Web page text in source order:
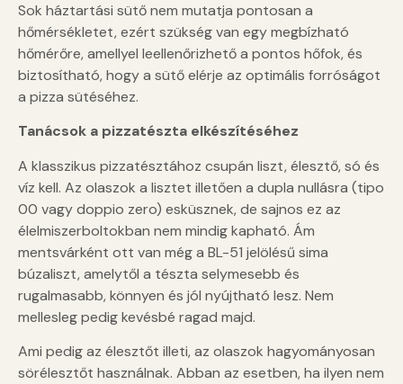
Sok háztartási sütő nem mutatja pontosan a
hőmérsékletet, ezért szükség van egy megbízható
hőmérőre, amellyel leellenőrizhető a pontos hőfok, és
biztosítható, hogy a sütő elérje az optimális forróságot
a pizza sütéséhez.
Tanácsok a pizzatészta elkészítéséhez
A klasszikus pizzatésztához csupán liszt, élesztő, só és
víz kell. Az olaszok a lisztet illetően a dupla nullásra (tipo
00 vagy doppio zero) esküsznek, de sajnos ez az
élelmiszerboltokban nem mindig kapható. Ám
mentsvárként ott van még a BL-51 jelölésű sima
búzaliszt, amelytől a tészta selymesebb és
rugalmasabb, könnyen és jól nyújtható lesz. Nem
mellesleg pedig kevésbé ragad majd.
Ami pedig az élesztőt illeti, az olaszok hagyományosan
sörélesztőt használnak. Abban az esetben, ha ilyen nem